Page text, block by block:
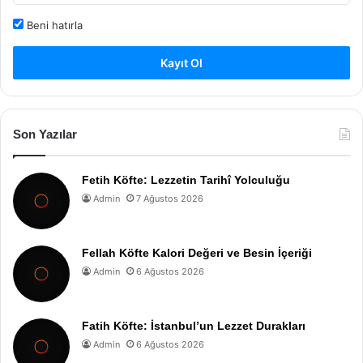
Beni hatırla
Kayıt Ol
Son Yazılar
Fetih Köfte: Lezzetin Tarihî Yolculuğu
Admin 7 Ağustos 2026
Fellah Köfte Kalori Değeri ve Besin İçeriği
Admin 6 Ağustos 2026
Fatih Köfte: İstanbul’un Lezzet Durakları
Admin 6 Ağustos 2026